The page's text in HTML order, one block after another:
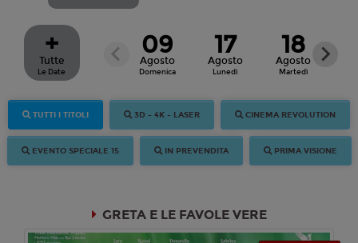
+
Tutte
Le Date
09
Agosto
Domenica
17
Agosto
Lunedì
18
Agosto
Martedì
TUTTI I TITOLI 3D - 4K - LASER CINEMA REVOLUTION
EVENTO SPECIALE 15 IN PREVENDITA PRIMA VISIONE
GRETA E LE FAVOLE VERE